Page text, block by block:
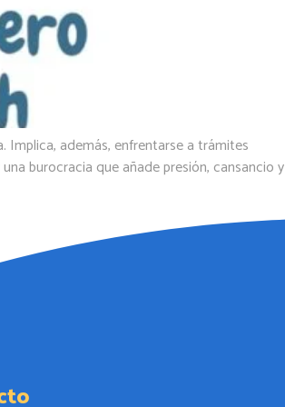
Implica, además, enfrentarse a trámites
burocracia que añade presión, cansancio y